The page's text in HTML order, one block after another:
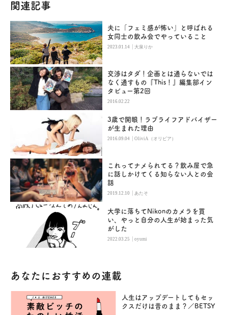
関連記事
夫に「フェミ感が怖い」と呼ばれる
女同士の飲み会でやっていること
2023.01.14 |大泉りか
交渉はタダ！企画とは通らないでは
なく通すもの『This！』編集部イン
タビュー第2回
2016.02.22
3歳で開眼！ラブライフアドバイザー
が生まれた理由
2016.09.04 |OliviA（オリビア）
これってナメられてる？飲み屋で急
に話しかけてくる知らない人との会
話
2019.12.10 |あたそ
大学に落ちてNikonのカメラを買
い、やっと自分の人生が始まった気
がした
2022.03.25 |oyumi
あなたにおすすめの連載
人生はアップデートしてもセッ
クスだけは昔のまま？／BETSY